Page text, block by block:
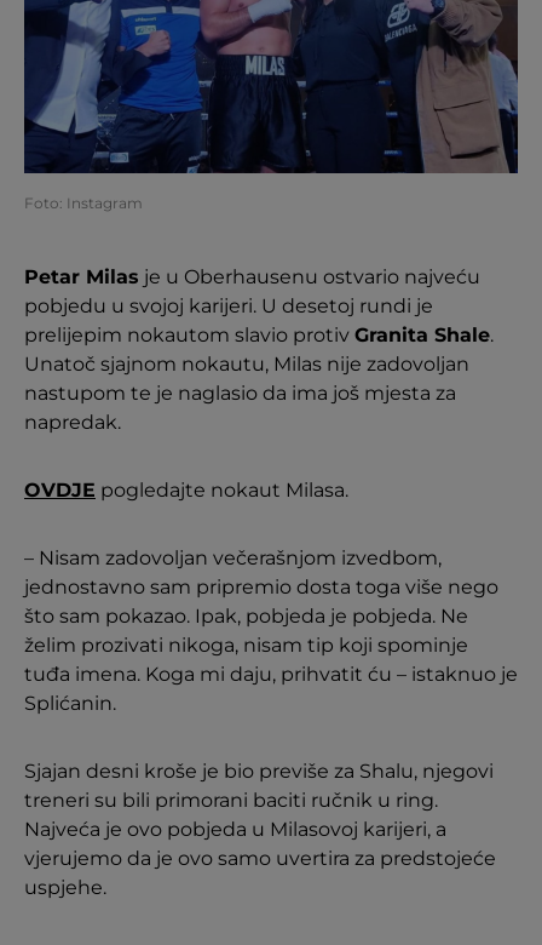
Foto: Instagram
Petar Milas je u Oberhausenu ostvario najveću
pobjedu u svojoj karijeri. U desetoj rundi je
prelijepim nokautom slavio protiv Granita Shale.
Unatoč sjajnom nokautu, Milas nije zadovoljan
nastupom te je naglasio da ima još mjesta za
napredak.
OVDJE pogledajte nokaut Milasa.
– Nisam zadovoljan večerašnjom izvedbom,
jednostavno sam pripremio dosta toga više nego
što sam pokazao. Ipak, pobjeda je pobjeda. Ne
želim prozivati nikoga, nisam tip koji spominje
tuđa imena. Koga mi daju, prihvatit ću – istaknuo je
Splićanin.
Sjajan desni kroše je bio previše za Shalu, njegovi
treneri su bili primorani baciti ručnik u ring.
Najveća je ovo pobjeda u Milasovoj karijeri, a
vjerujemo da je ovo samo uvertira za predstojeće
uspjehe.